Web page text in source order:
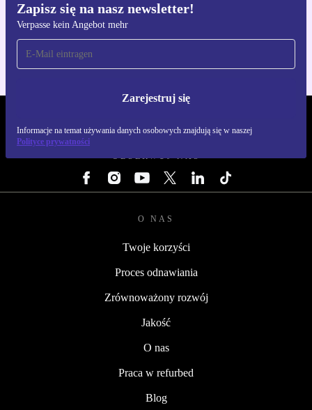
Zapisz się na nasz newsletter!
Verpasse kein Angebot mehr
Zarejestruj się
Informacje na temat używania danych osobowych znajdują się w naszej
Polityce prywatności
Pobierz aplikację refurbed
Dla iOS i Android
OBSERWUJ NAS
O NAS
Twoje korzyści
Proces odnawiania
Zrównoważony rozwój
Jakość
O nas
Praca w refurbed
Blog